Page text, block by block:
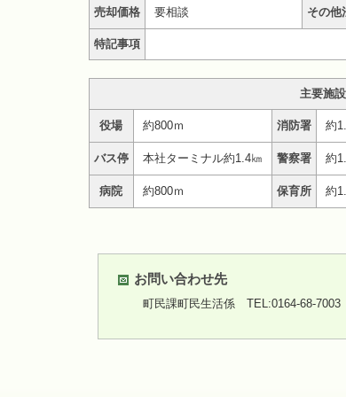
売却価格 要相談 その他
特記事項
主要施
役場 約800ｍ 消防署 約
バス停 本社ターミナル約1.4㎞ 警察署 約
病院 約800ｍ 保育所 約
お問い合わせ先
町民課町民生活係TEL:0164-68-7003